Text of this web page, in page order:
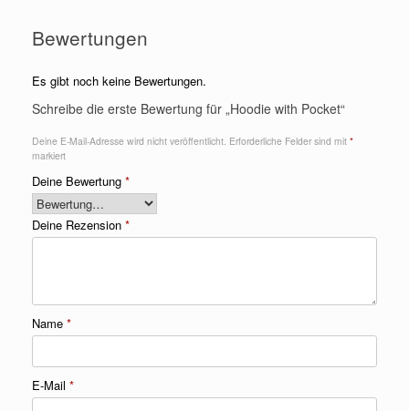
Bewertungen
Es gibt noch keine Bewertungen.
Schreibe die erste Bewertung für „Hoodie with Pocket“
Deine E-Mail-Adresse wird nicht veröffentlicht. Erforderliche Felder sind mit *
markiert
Deine Bewertung *
Deine Rezension *
Name *
E-Mail *